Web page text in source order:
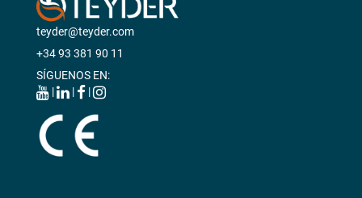
teyder@teyder.com
+34 93 381 90 11
SÍGUENOS EN:
|
| |